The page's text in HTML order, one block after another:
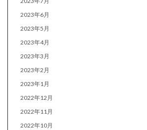
2023年6月
2023年5月
2023年4月
2023年3月
2023年2月
2023年1月
2022年12月
2022年11月
2022年10月